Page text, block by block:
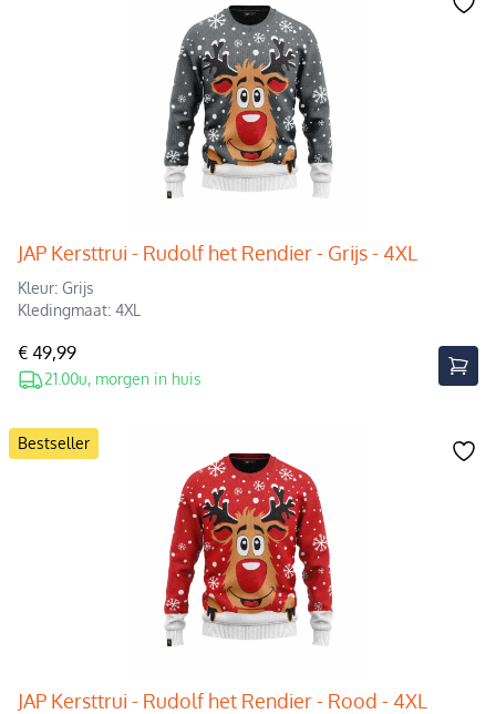
JAP Kersttrui - Rudolf het Rendier - Grijs - 4XL
Kleur: Grijs
Kledingmaat: 4XL
€ 49,99
21.00u, morgen in huis
Bestseller
JAP Kersttrui - Rudolf het Rendier - Rood - 4XL